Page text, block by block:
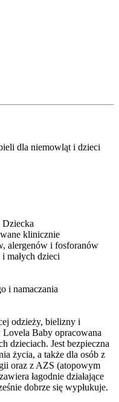
dla niemowląt i dzieci
klinicznie
alergenów i fosforanów
małych dzieci
i namaczania
odzieży, bielizny i
Lovela Baby opracowana
dzieciach. Jest bezpieczna
życia, a także dla osób z
oraz z AZS (atopowym
łagodnie działające
dobrze się wypłukuje.